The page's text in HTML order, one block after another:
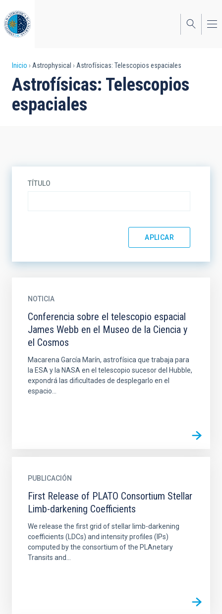
al
contenido
principal
Sobrescribir
enlaces
de
Inicio Astrophysical Astrofísicas: Telescopios espaciales
Astrofísicas: Telescopios
espaciales
TÍTULO
NOTICIA
Conferencia sobre el telescopio espacial
James Webb en el Museo de la Ciencia y
el Cosmos
Macarena García Marín, astrofísica que trabaja para
la ESA y la NASA en el telescopio sucesor del Hubble,
expondrá las dificultades de desplegarlo en el
espacio...
PUBLICACIÓN
First Release of PLATO Consortium Stellar
Limb-darkening Coefficients
We release the first grid of stellar limb-darkening
coefficients (LDCs) and intensity profiles (IPs)
computed by the consortium of the PLAnetary
Transits and...